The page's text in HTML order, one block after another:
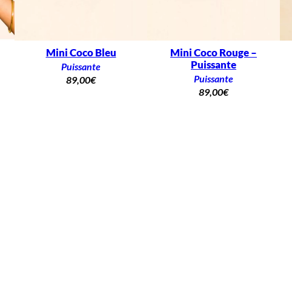
Mini Coco Bleu
Puissante
89,00€
Mini Coco Rouge –
Puissante
Puissante
89,00€